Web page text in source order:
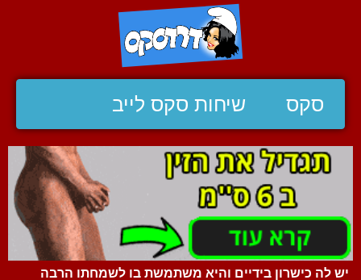
סקס שיחות סקס לייב
יש לה כישרון בידיים והיא משתמשת בו לשמחתו הרבה